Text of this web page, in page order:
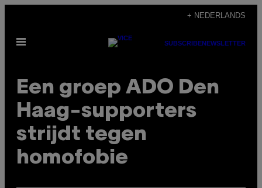
de
+ NEDERLANDS
Open
SUBSCRIBENEWSLETTER
Een groep ADO Den
Haag-supporters
strijdt tegen
homofobie